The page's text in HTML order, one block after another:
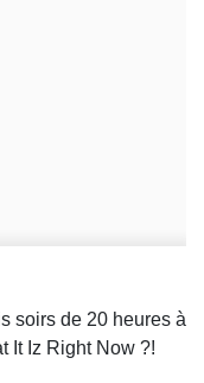
soirs de 20 heures à
It Iz Right Now ?!